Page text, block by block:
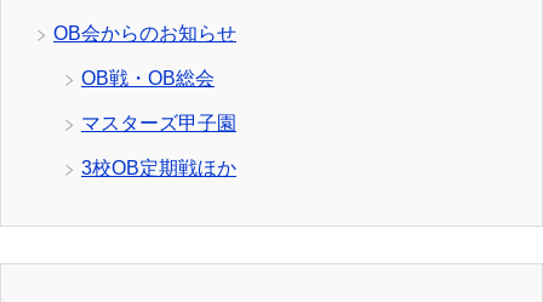
OB会からのお知らせ
OB戦・OB総会
マスターズ甲子園
3校OB定期戦ほか